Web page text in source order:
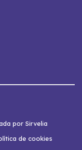
por Sirvelia
de cookies